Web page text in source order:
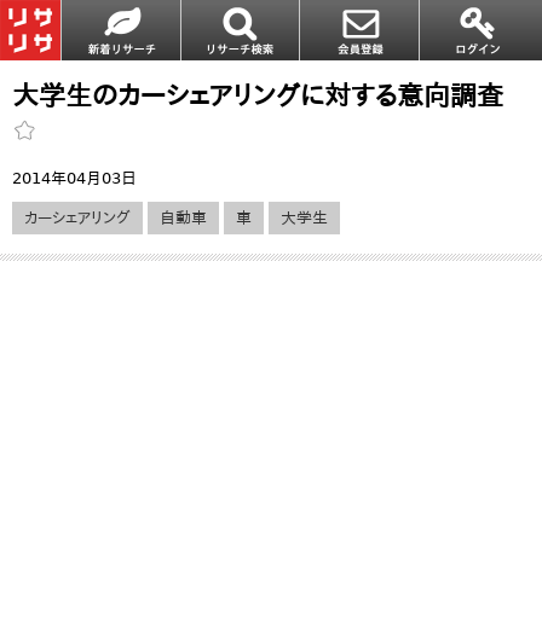
大学生のカーシェアリングに対する意向調査
2014年04月03日
カーシェアリング 自動車 車 大学生